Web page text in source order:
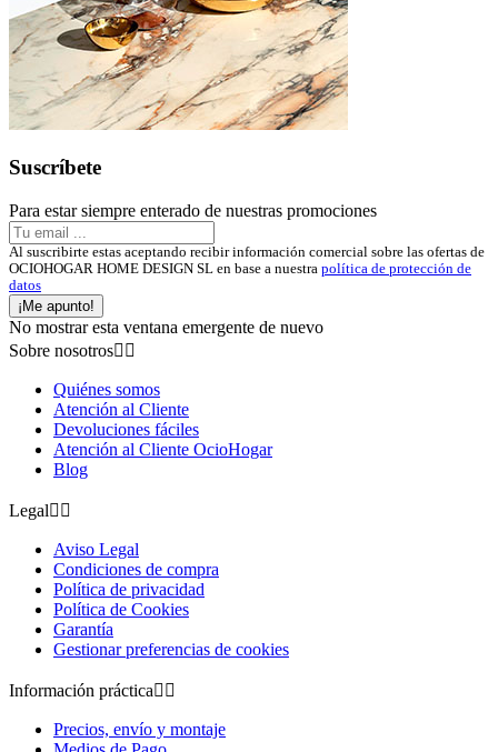
Suscríbete
Para estar siempre enterado de nuestras promociones
Al suscribirte estas aceptando recibir información comercial sobre las ofertas de
OCIOHOGAR HOME DESIGN SL en base a nuestra política de protección de
datos
¡Me apunto!
No mostrar esta ventana emergente de nuevo
Sobre nosotros 
Quiénes somos
Atención al Cliente
Devoluciones fáciles
Atención al Cliente OcioHogar
Blog
Legal 
Aviso Legal
Condiciones de compra
Política de privacidad
Política de Cookies
Garantía
Gestionar preferencias de cookies
Información práctica 
Precios, envío y montaje